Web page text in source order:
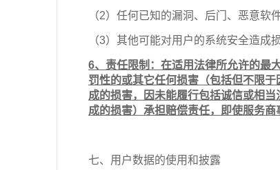
（2）任何已知的漏洞、后门、恶意软件
（3）其他可能对用户的系统安全造成
6、责任限制：在适用法律所允许的最
罚性的或其它任何损害（包括但不限
成的损害，因未能履行包括诚信或相
成的损害）承担赔偿责任，即使服务
七、用户数据的使用和披露